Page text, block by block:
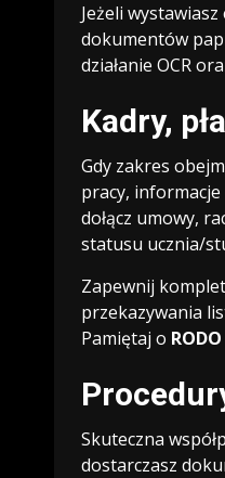
Jeżeli
dokumentów
działanie OCR
Kadry,
Gdy zakres
pracy,
dołącz umowy,
statusu ucznia/
Zapewnij
przekazywania
Pamiętaj o RODO
Skuteczna
dostarczasz